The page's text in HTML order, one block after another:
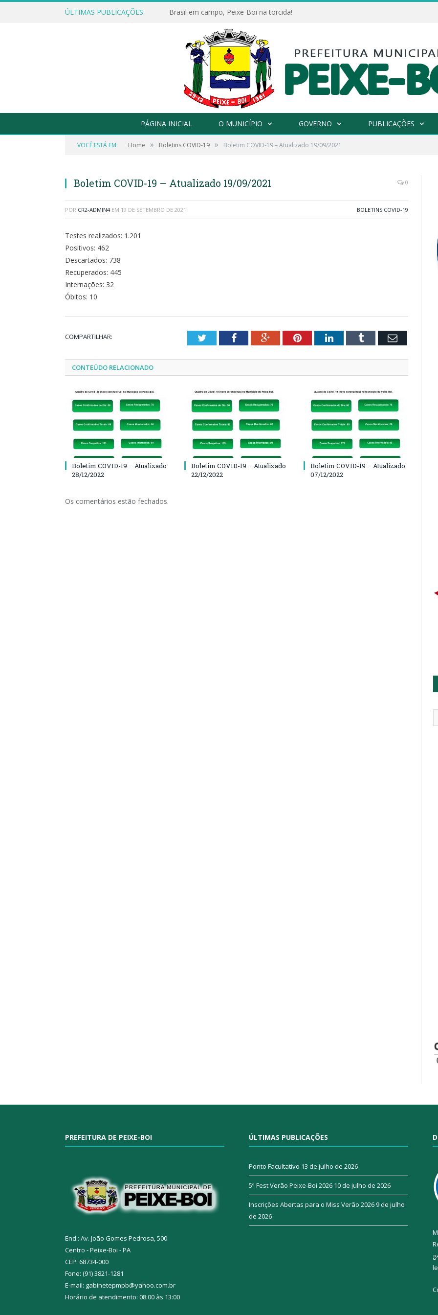
ÚLTIMAS PUBLICAÇÕES: Brasil em campo, Peixe-Boi na torcida!
PÁGINA INICIAL O MUNICÍPIO GOVERNO PUBLICAÇÕES
VOCÊ ESTÁ EM: Home » Boletins COVID-19 » Boletim COVID-19 – Atualizado 19/09/2021
Boletim COVID-19 – Atualizado 19/09/2021 0
POR CR2-ADMIN4 EM 19 DE SETEMBRO DE 2021 BOLETINS COVID-19
Testes realizados: 1.201
Positivos: 462
Descartados: 738
Recuperados: 445
Internações: 32
Óbitos: 10
COMPARTILHAR: TwitterFacebookGoogle+PinterestLinkedInTumblr Email
CONTEÚDO RELACIONADO
Boletim COVID-19 – Atualizado
28/12/2022
Boletim COVID-19 – Atualizado
22/12/2022
Boletim COVID-19 – Atualizado
07/12/2022
Os comentários estão fechados.
PREFEITURA DE PEIXE-BOI
End.: Av. João Gomes Pedrosa, 500
Centro - Peixe-Boi - PA
CEP: 68734-000
Fone: (91) 3821-1281
E-mail: gabinetepmpb@yahoo.com.br
Horário de atendimento: 08:00 às 13:00
ÚLTIMAS PUBLICAÇÕES
Ponto Facultativo 13 de julho de 2026
5ª Fest Verão Peixe-Boi 2026 10 de julho de 2026
Inscrições Abertas para o Miss Verão 20269 de julho
de 2026